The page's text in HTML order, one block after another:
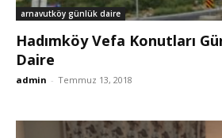
arnavutköy günlük daire
Hadımköy Vefa Konutları
Daire
admin - Temmuz 13, 2018